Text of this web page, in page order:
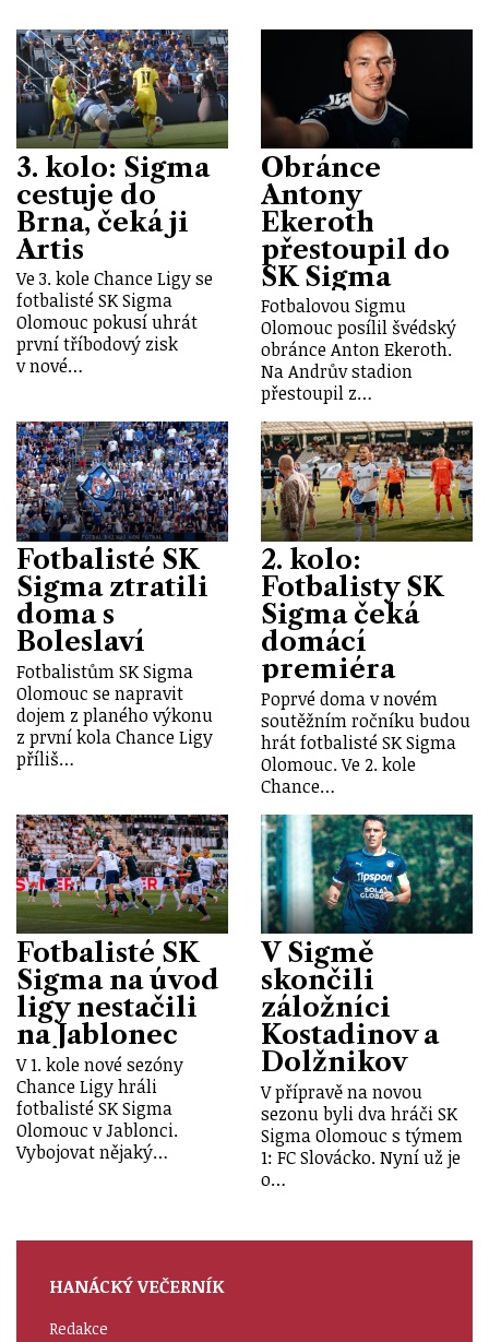
3. kolo: Sigma
cestuje do
Brna, čeká ji
Artis
Ve 3. kole Chance Ligy se
fotbalisté SK Sigma
Olomouc pokusí uhrát
první tříbodový zisk
v nové…
Obránce
Antony
Ekeroth
přestoupil do
SK Sigma
Fotbalovou Sigmu
Olomouc posílil švédský
obránce Anton Ekeroth.
Na Andrův stadion
přestoupil z…
Fotbalisté SK
Sigma ztratili
doma s
Boleslaví
Fotbalistům SK Sigma
Olomouc se napravit
dojem z planého výkonu
z první kola Chance Ligy
příliš…
2. kolo:
Fotbalisty SK
Sigma čeká
domácí
premiéra
Poprvé doma v novém
soutěžním ročníku budou
hrát fotbalisté SK Sigma
Olomouc. Ve 2. kole
Chance…
Fotbalisté SK
Sigma na úvod
ligy nestačili
na Jablonec
V 1. kole nové sezóny
Chance Ligy hráli
fotbalisté SK Sigma
Olomouc v Jablonci.
Vybojovat nějaký…
V Sigmě
skončili
záložníci
Kostadinov a
Dolžnikov
V přípravě na novou
sezonu byli dva hráči SK
Sigma Olomouc s týmem
1: FC Slovácko. Nyní už je
o…
HANÁCKÝ VEČERNÍK
Redakce